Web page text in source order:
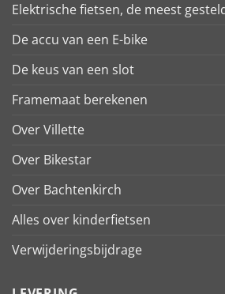
Elektrische fietsen, de meest
De accu van een E-bike
De keus van een slot
Framemaat berekenen
Over Villette
Over Bikestar
Over Bachtenkirch
Alles over kinderfietsen
Verwijderingsbijdrage